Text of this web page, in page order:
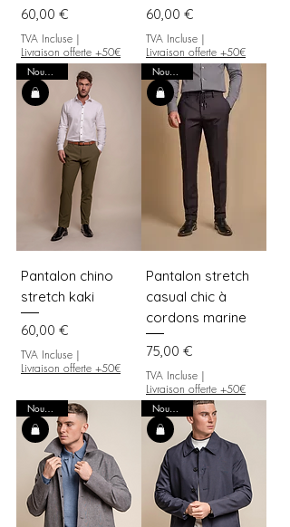
Prix
60,00 €
TVA Incluse |
Livraison offerte +50€
Prix
60,00 €
TVA Incluse |
Livraison offerte +50€
Pantalon chino
stretch kaki
Prix
60,00 €
TVA Incluse |
Livraison offerte +50€
Pantalon stretch
casual chic à
cordons marine
Prix
75,00 €
TVA Incluse |
Livraison offerte +50€